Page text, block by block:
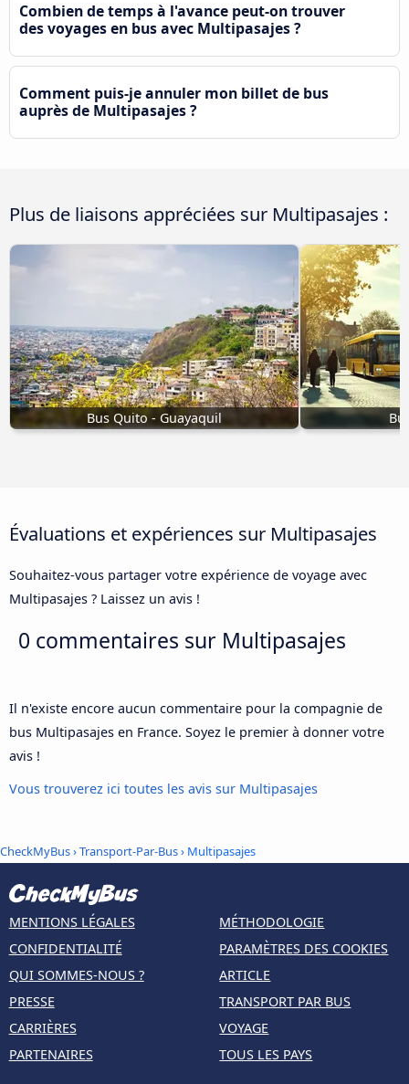
Combien de temps à l'avance peut-on trouver
des voyages en bus avec Multipasajes ?
Comment puis-je annuler mon billet de bus
auprès de Multipasajes ?
Plus de liaisons appréciées sur Multipasajes :
Bus Quito - Guayaquil
Évaluations et expériences sur Multipasajes
Souhaitez-vous partager votre expérience de voyage avec
Multipasajes ? Laissez un avis !
0 commentaires sur Multipasajes
Il n'existe encore aucun commentaire pour la compagnie de
bus Multipasajes en France. Soyez le premier à donner votre
avis !
Vous trouverez ici toutes les avis sur Multipasajes
CheckMyBus›Transport-Par-Bus› Multipasajes
MENTIONS LÉGALES
CONFIDENTIALITÉ
QUI SOMMES-NOUS ?
PRESSE
CARRIÈRES
PARTENAIRES
MÉTHODOLOGIE
PARAMÈTRES DES COOKIES
ARTICLE
TRANSPORT PAR BUS
VOYAGE
TOUS LES PAYS